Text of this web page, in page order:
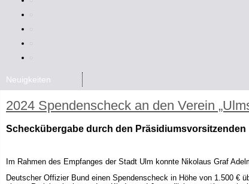
Scheckübergabe durch den Präsidiumsvorsitzenden
Im Rahmen des Empfanges der Stadt Ulm konnte Nikolaus Graf
eigene Projekte insbesondere Kinder und Jugendliche aus
Gruppenangebote viel zur Chancengerechtigkeit und Teilhabe aller
Spendenscheck entgegen und danke in seiner kurzen Ansprache
Graf Nikolaus Adelmann, Walter Biersack, Bild: DOB